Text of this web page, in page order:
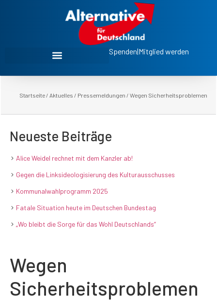
Spenden|Mitglied werden
Startseite / Aktuelles / Pressemeldungen / Wegen Sicherheitsproblemen
Neueste Beiträge
Alice Weidel rechnet mit dem Kanzler ab!
Gegen die Linksideologisierung des Kulturausschusses
Kommunalwahlprogramm 2025
Fatale Situation heute im Deutschen Bundestag
„Wo bleibt die Sorge für das Wohl Deutschlands“
Wegen
Sicherheitsproblemen